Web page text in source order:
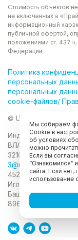
Стоимость объектов
не включенных в
информационный
публичной офертой,
положениями ст. 437
Федерации.
Политика
персональных
персональных
cookie-файлов/
© Unikor 2026
Индивидуальный
ВЛАДИМИРОВНА
321028000134889
3@unikor.company
452410,
Иглино, ул. Вербная,
Башкортостан,
89625477020
Мы собираем
Cookie в
об условиях
можно
Если вы
“Ознакомился”
сайта. Если
использование